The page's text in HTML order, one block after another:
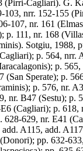
(Pirri-Cagliari). G.
nrr. 152-155
107, nr. 161
p. 111, nr. 168
Sotgiu,
p. 564,
p.
Sperate); p.
p. 576, nr.
nr. B47 (Sestu);
(Cagliari); p.
628-629, nr. E41
A115, add.
pp. 632-